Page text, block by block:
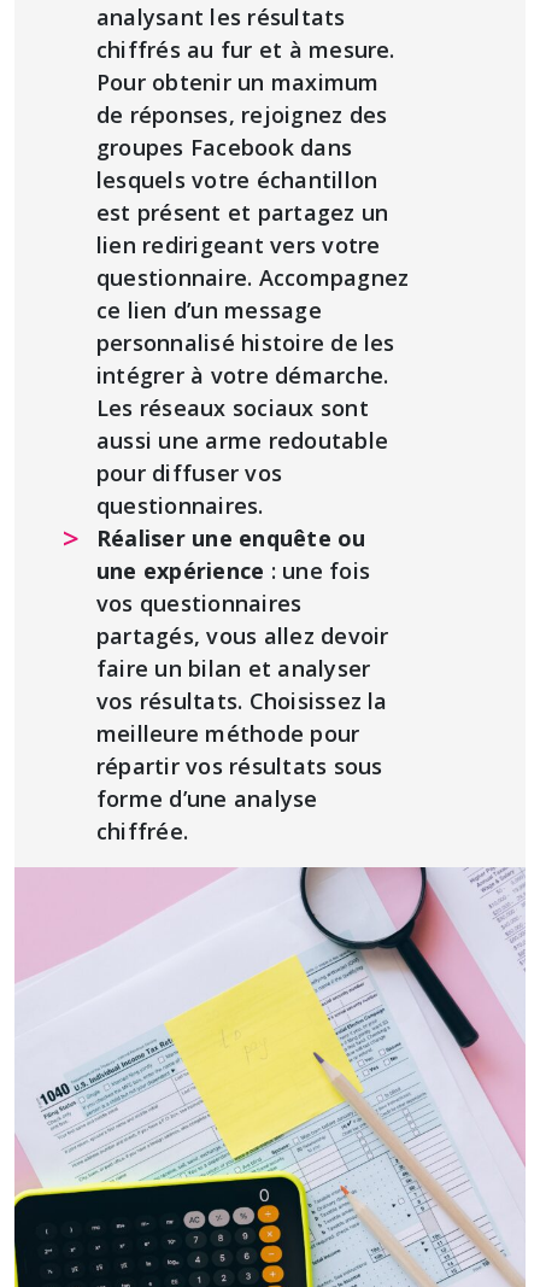
analysant les résultats
chiffrés au fur et à mesure.
Pour obtenir un maximum
de réponses, rejoignez des
groupes Facebook dans
lesquels votre échantillon
est présent et partagez un
lien redirigeant vers votre
questionnaire. Accompagnez
ce lien d’un message
personnalisé histoire de les
intégrer à votre démarche.
Les réseaux sociaux sont
aussi une arme redoutable
pour diffuser vos
questionnaires.
Réaliser une enquête ou
une expérience : une fois
vos questionnaires
partagés, vous allez devoir
faire un bilan et analyser
vos résultats. Choisissez la
meilleure méthode pour
répartir vos résultats sous
forme d’une analyse
chiffrée.